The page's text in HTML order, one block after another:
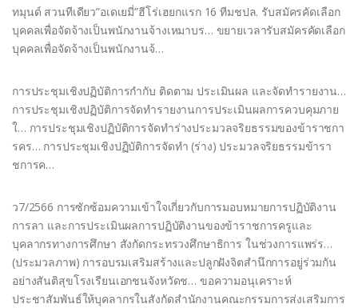
ทมุนด์ สวนทีเดียว”อเดเยมี่”ฮีโร่เฮยกแรก 16 ทีมชปล. รับสมัครคัดเลือก
บุคคลเพื่อจัดจ้างเป็นพนักงานจ้างเหมาบร… ขยายเวลารับสมัครคัดเลือก
บุคคลเพื่อจัดจ้างเป็นพนักงานจ้…
การประชุมเชิงปฏิบัติการกำกับ ติดตาม ประเมินผล และจัดทำรายงาน…
การประชุมเชิงปฏิบัติการจัดทํารายงานการประเมินผลการควบคุมภาย
ใ… การประชุมเชิงปฏิบัติการจัดทำร่างประมวลจริยธรรมของข้าราชกา
รคร… การประชุมเชิงปฏิบัติการจัดทำ (ร่าง) ประมวลจริยธรรมข้ารา
ชการค…
ว7/2566 การซักซ้อมความเข้าใจเกี่ยวกับการมอบหมายการปฏิบัติงาน
การลา และการประเมินผลการปฏิบัติงานของข้าราชการครูและ
บุคลากรทางการศึกษา สังกัดกระทรวงศึกษาธิการ ในช่วงการแพร่ร…
(ประมวลภาพ) การอบรมเสริมสร้างและปลูกฝังจิตสำนึกการอยู่ร่วมกัน
อย่างสันติสุขโรงเรียนเอกชนจังหวัดช… ขอความอนุเคราะห์
ประชาสัมพันธ์ให้บุคลากรในสังกัดสำนักงานคณะกรรมการส่งเสริมการ